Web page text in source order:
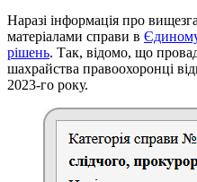
Наразі інформація про
матеріалами справи в
рішень. Так, відомо, що
шахрайства правоохоронці
2023-го року.